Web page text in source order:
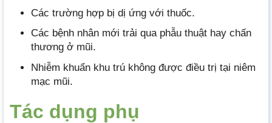
Các trường hợp bị dị ứng với thuốc.
Các bệnh nhân mới trải qua phẫu thuật hay chấn
thương ở mũi.
Nhiễm khuẩn khu trú không được điều trị tại niêm
mạc mũi.
Tác dụng phụ